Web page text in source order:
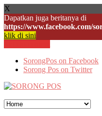
X
Dapatkan juga beritanya di
https://www.facebook.com/
klik di sini
SorongPos on Facebook
Sorong Pos on Twitter